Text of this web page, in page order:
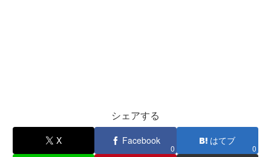
シェアする
X Facebook
0
はてブ
0